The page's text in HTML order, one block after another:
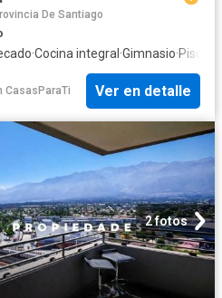
De Santiago
·Cocina integral ·Gimnasio·Piscina
CasasParaTi Ver en detalle
2 fotos